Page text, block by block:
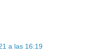
a las 16:19